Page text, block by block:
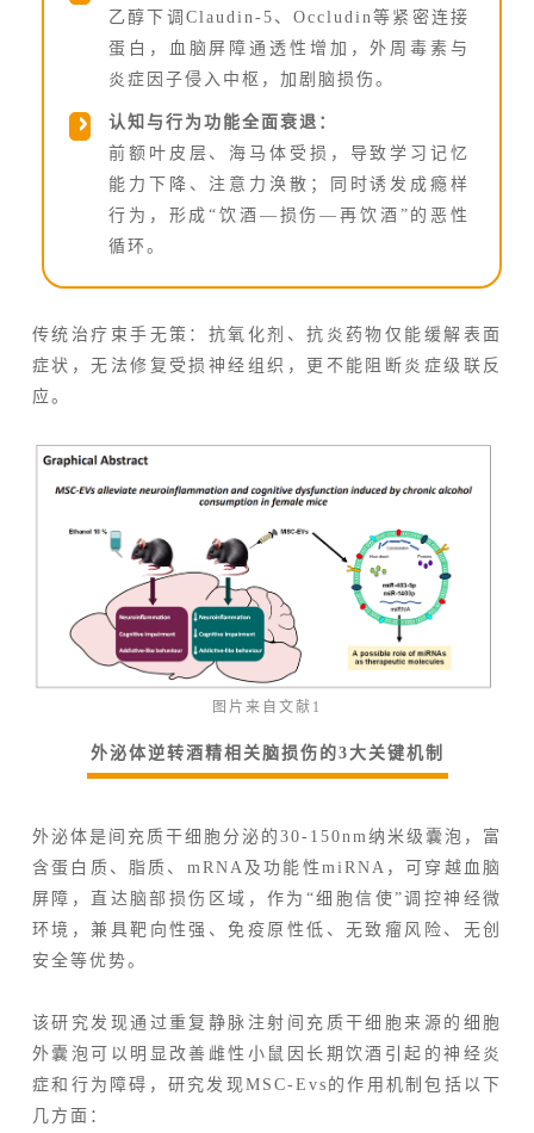
乙醇下调Claudin-5、Occludin等紧密连接
蛋白，血脑屏障通透性增加，外周毒素与
炎症因子侵入中枢，加剧脑损伤。
认知与行为功能全面衰退：
前额叶皮层、海马体受损，导致学习记忆
能力下降、注意力涣散；同时诱发成瘾样
行为，形成“饮酒—损伤—再饮酒”的恶性
循环。
传统治疗束手无策：抗氧化剂、抗炎药物仅能缓解表面
症状，无法修复受损神经组织，更不能阻断炎症级联反
应。
图片来自文献1
外泌体逆转酒精相关脑损伤的3大关键机制
外泌体是间充质干细胞分泌的30-150nm纳米级囊泡，富
含蛋白质、脂质、mRNA及功能性miRNA，可穿越血脑
屏障，直达脑部损伤区域，作为“细胞信使”调控神经微
环境，兼具靶向性强、免疫原性低、无致瘤风险、无创
安全等优势。
该研究发现通过重复静脉注射间充质干细胞来源的细胞
外囊泡可以明显改善雌性小鼠因长期饮酒引起的神经炎
症和行为障碍，研究发现MSC-Evs的作用机制包括以下
几方面：